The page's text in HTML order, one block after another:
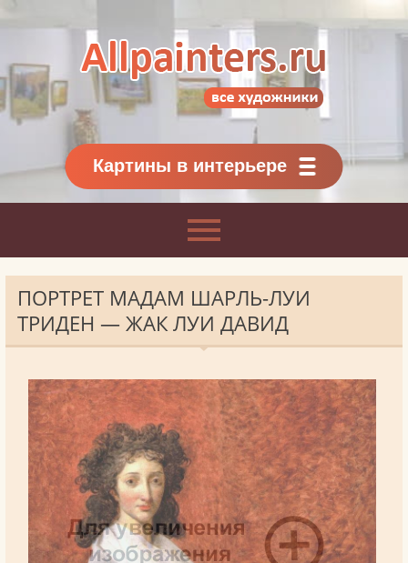
Картины классиков
и современников
Картины в интерьере
ПОРТРЕТ МАДАМ ШАРЛЬ-ЛУИ
ТРИДЕН — ЖАК ЛУИ ДАВИД